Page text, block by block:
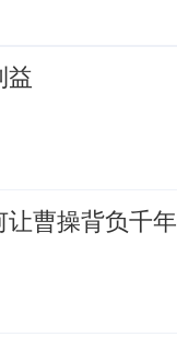
益
曹操背负千年